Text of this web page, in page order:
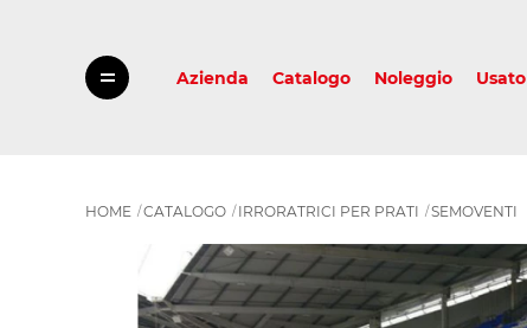
Azienda Catalogo Noleggio Usato
HOME CATALOGO IRRORATRICI PER PRATI SEMOVENTI